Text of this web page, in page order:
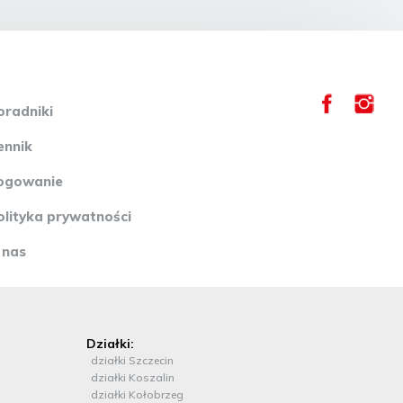
według licznika oraz koszty za części wspólne i śmieci. Kaucja :
jednomiesięczna plus vat. Więcej informacji w biurze.
prywatności
nas
Działki:
działki Szczecin
działki Koszalin
działki Kołobrzeg